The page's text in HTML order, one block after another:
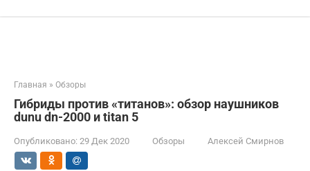
Главная » Обзоры
Гибриды против «титанов»: обзор наушников
dunu dn-2000 и titan 5
Опубликовано: 29 Дек 2020 Обзоры Алексей Смирнов